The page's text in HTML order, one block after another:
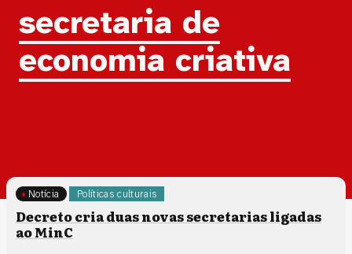
Tag:
secretaria de
economia criativa
Notícia Políticas culturais
Decreto cria duas novas secretarias ligadas
ao MinC